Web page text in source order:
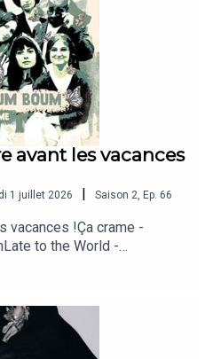
avant les vacances
1 juillet 2026 Saison 2, Ep. 66
vacances !Ça crame -
to the World -
Be - Alela
War Is Coming - Jeanne
González